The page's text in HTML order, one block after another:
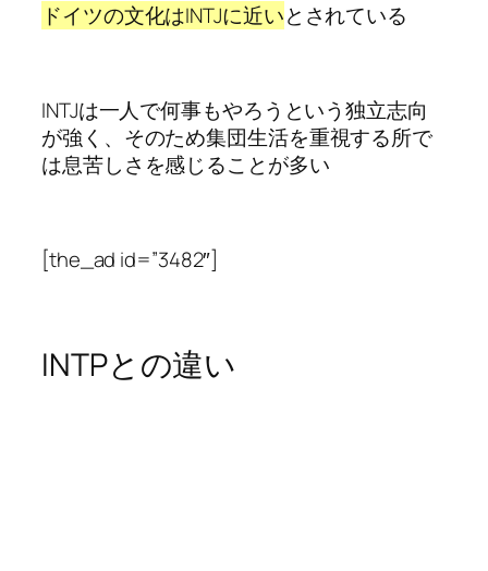
ドイツの文化はINTJに近いとされている
INTJは一人で何事もやろうという独立志向
が強く、そのため集団生活を重視する所で
は息苦しさを感じることが多い
[the_ad id=”3482″]
INTPとの違い